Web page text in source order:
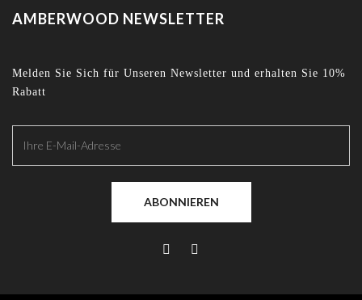
AMBERWOOD NEWSLETTER
Melden Sie Sich für Unseren Newsletter und erhalten Sie 10%
Rabatt
ABONNIEREN